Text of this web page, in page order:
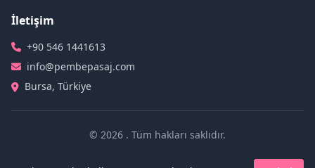
İletişim
+90 546 1441613
info@pembepasaj.com
Bursa, Türkiye
© 2026 . Tüm hakları saklıdır.
Site Haritası